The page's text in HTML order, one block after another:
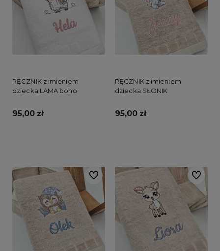
RĘCZNIK z imieniem
dziecka LAMA boho
95,00 zł
RĘCZNIK z imieniem
dziecka SŁONIK
95,00 zł
Do ulubionych Do